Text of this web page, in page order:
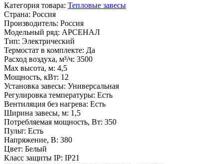
Категория товара: Тепловые завесы
Страна: Россия
Производитель: Россия
Модельный ряд: АРСЕНАЛ
Тип: Электрический
Термостат в комплекте: Да
Расход воздуха, м³/ч: 3500
Max высота, м: 4,5
Мощность, кВт: 12
Установка завесы: Универсальная
Регулировка температуры: Есть
Вентиляция без нагрева: Есть
Ширина завесы, м: 1,5
Потребляемая мощность, Вт: 350
Пульт: Есть
Напряжение, В: 380
Цвет: Белый
Класс защиты IP: IP21